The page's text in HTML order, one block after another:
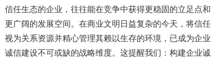
信任生态的企业，往往能在竞争中获得更稳固的立足点和
更广阔的发展空间。在商业文明日益复杂的今天，将信任
视为关系资源并精心管理其赖以生存的环境，已成为企业
诚信建设不可或缺的战略维度。这提醒我们：构建企业诚